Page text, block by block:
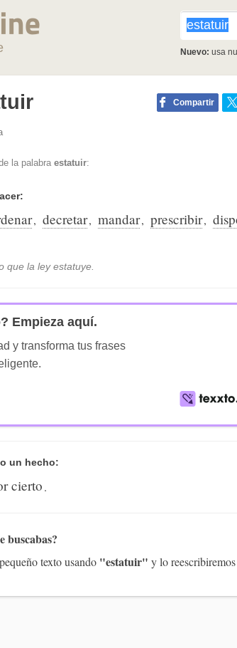
Nuevo: usa
Compartir
la palabra estatuir:
, decretar, mandar, prescribir,
que la ley estatuye.
Empieza aquí.
y transforma tus frases
un hecho:
cierto.
buscabas?
texto usando "estatuir" y lo